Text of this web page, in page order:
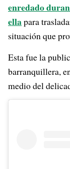
enredado
ellapara
situación que
Esta fue la
barranquillera,
medio del